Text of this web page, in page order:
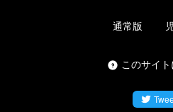
通常版
このサイ